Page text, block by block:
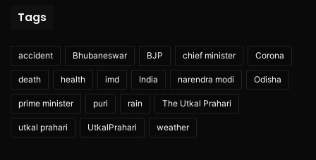
Tags
accident Bhubaneswar BJP chief minister Corona
death health imd India narendra modi Odisha
prime minister puri rain The Utkal Prahari
utkal prahari UtkalPrahari weather